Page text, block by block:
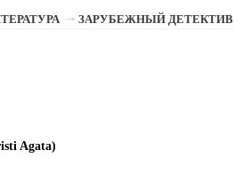
ЗАРУБЕЖНЫЙ ДЕТЕКТИВ
Agata)